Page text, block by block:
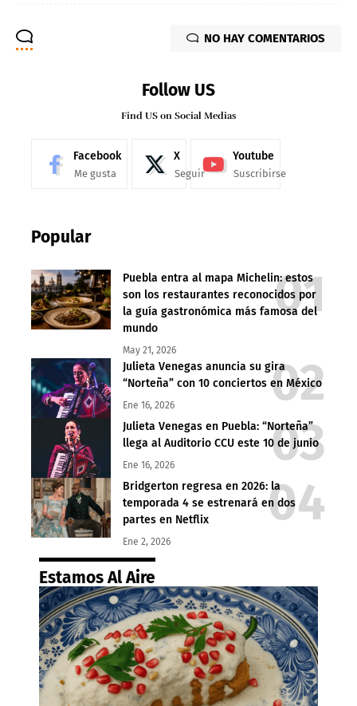
NO HAY COMENTARIOS
Follow US
Find US on Social Medias
Facebook
Me gusta
X
Seguir
Youtube
Suscribirse
Popular
Puebla entra al mapa Michelin: estos
son los restaurantes reconocidos por
la guía gastronómica más famosa del
mundo
May 21, 2026
Julieta Venegas anuncia su gira
“Norteña” con 10 conciertos en México
Ene 16, 2026
Julieta Venegas en Puebla: “Norteña”
llega al Auditorio CCU este 10 de junio
Ene 16, 2026
Bridgerton regresa en 2026: la
temporada 4 se estrenará en dos
partes en Netflix
Ene 2, 2026
Estamos Al Aire